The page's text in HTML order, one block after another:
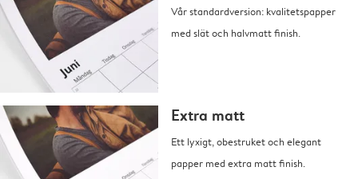
Vår standardversion: kvalitetspapper
med slät och halvmatt finish.
Extra matt
Ett lyxigt, obestruket och elegant
papper med extra matt finish.